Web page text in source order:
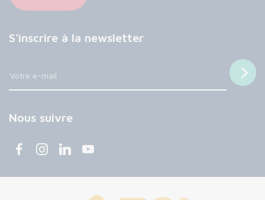
S'inscrire à la newsletter
Nous suivre